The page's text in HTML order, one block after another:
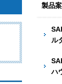
製品
ル
ハ